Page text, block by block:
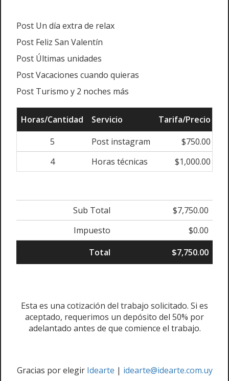
Post Un día extra de relax
Post Feliz San Valentín
Post Últimas unidades
Post Vacaciones cuando quieras
Post Turismo y 2 noches más
Horas/Cantidad Servicio Tarifa/Precio
5
Post instagram
$750.00
4
Horas técnicas $1,000.00
Sub Total
$7,750.00
Impuesto
$0.00
Total
$7,750.00
Esta es una cotización del trabajo solicitado. Si es
aceptado, requerimos un depósito del 50% por
adelantado antes de que comience el trabajo.
Gracias por elegir Idearte | idearte@idearte.com.uy